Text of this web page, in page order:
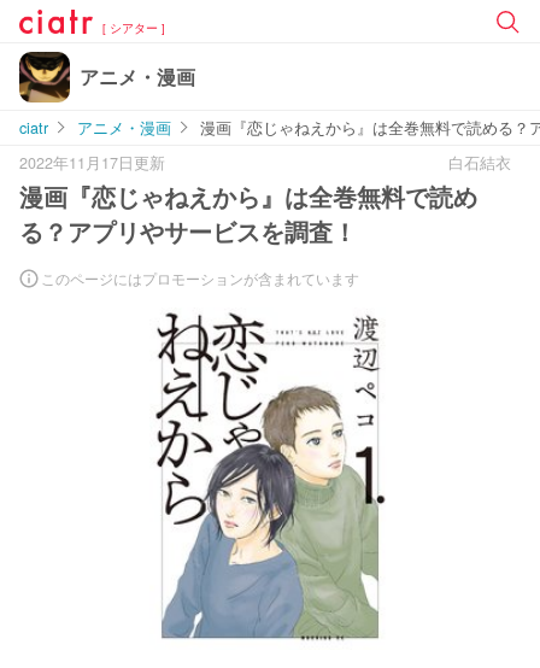
[ シアター ]
アニメ・漫画
ciatr アニメ・漫画
漫画『恋じゃねえから』は全巻無料で読める？
2022年11月17日更新
白石結衣
漫画『恋じゃねえから』は全巻無料で読め
る？アプリやサービスを調査！
このページにはプロモーションが含まれています